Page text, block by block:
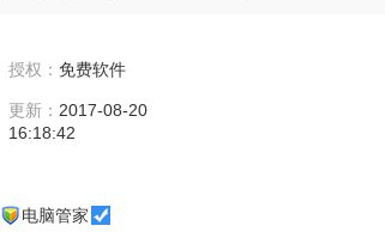
授权：免费软件
更新： 2017-08-20
16:18:42
电脑管家